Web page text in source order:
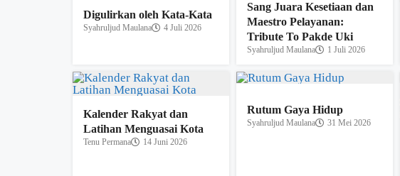
Digulirkan oleh Kata-Kata
Syahruljud Maulana 4 Juli 2026
Sang Juara Kesetiaan dan
Maestro Pelayanan:
Tribute To Pakde Uki
Syahruljud Maulana 1 Juli 2026
Kalender Rakyat dan
Latihan Menguasai Kota
Tenu Permana 14 Juni 2026
Rutum Gaya Hidup
Syahruljud Maulana 31 Mei 2026